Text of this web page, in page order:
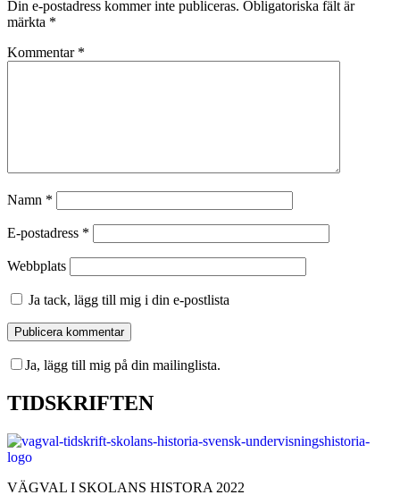
Din e-postadress kommer inte publiceras. Obligatoriska fält är
märkta *
Kommentar *
Namn *
E-postadress *
Webbplats
Ja tack, lägg till mig i din e-postlista
Ja, lägg till mig på din mailinglista.
TIDSKRIFTEN
VÄGVAL I SKOLANS HISTORA 2022